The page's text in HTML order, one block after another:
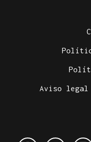
Aviso legal